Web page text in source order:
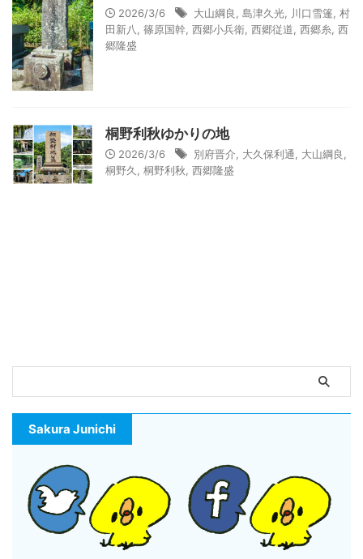
2026/3/6 大山綱良, 島津久光, 川口雪篷, 村
田新八, 篠原国幹, 西郷小兵衛, 西郷従道, 西郷糸, 西
郷隆盛
桐野利秋ゆかりの地
2026/3/6 別府晋介, 大久保利通, 大山綱良,
桐野久, 桐野利秋, 西郷隆盛
Sakura Junichi